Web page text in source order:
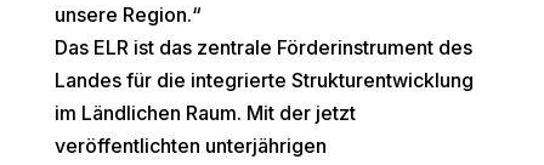
unsere Region.“
Das ELR ist das zentrale Förderinstrument des
Landes für die integrierte Strukturentwicklung
im Ländlichen Raum. Mit der jetzt
veröffentlichten unterjährigen